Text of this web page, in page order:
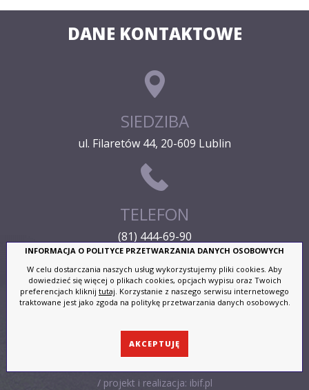
DANE KONTAKTOWE
SIEDZIBA
ul. Filaretów 44, 20-609 Lublin
TELEFON
(81) 444-69-90
ADRES E-MAIL
lus@lus.org.pl
/ projekt i realizacja: ibif.pl
INFORMACJA O POLITYCE PRZETWARZANIA DANYCH OSOBOWYCH
W celu dostarczania naszych usług wykorzystujemy pliki cookies. Aby
dowiedzieć się więcej o plikach cookies, opcjach wypisu oraz Twoich
preferencjach kliknij tutaj . Korzystanie z naszego serwisu internetowego
traktowane jest jako zgoda na politykę przetwarzania danych osobowych.
AKCEPTUJĘ